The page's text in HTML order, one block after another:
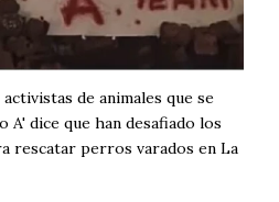
de animales que se
A' dice que han desafiado los
rescatar perros varados en La